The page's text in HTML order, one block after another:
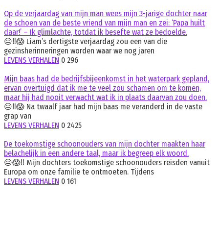
Op de verjaardag van mijn man wees mijn 3-jarige dochter naar
de schoen van de beste vriend van mijn man en zei: ‘Papa huilt
daar!’ – Ik glimlachte, totdat ik besefte wat ze bedoelde.
😐‼️😱 Liam’s dertigste verjaardag zou een van die
gezinsherinneringen worden waar we nog jaren
LEVENS VERHALEN 0 296
Mijn baas had de bedrijfsbijeenkomst in het waterpark gepland,
ervan overtuigd dat ik me te veel zou schamen om te komen,
maar hij had nooit verwacht wat ik in plaats daarvan zou doen.
😐‼️😱 Na twaalf jaar had mijn baas me veranderd in de vaste
grap van
LEVENS VERHALEN 0 2425
De toekomstige schoonouders van mijn dochter maakten haar
belachelijk in een andere taal, maar ik begreep elk woord.
😐😱‼️ Mijn dochters toekomstige schoonouders reisden vanuit
Europa om onze familie te ontmoeten. Tijdens
LEVENS VERHALEN 0 161